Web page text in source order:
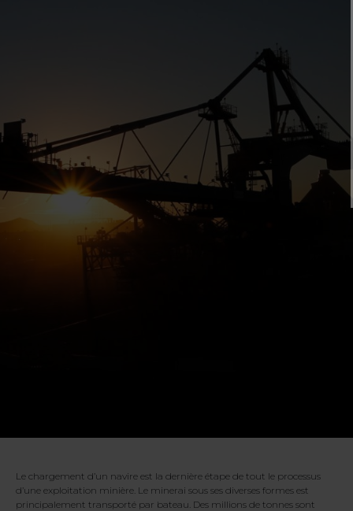
Le chargement d’un navire est la dernière étape de tout le processus
d’une exploitation minière. Le minerai sous ses diverses formes est
principalement transporté par bateau. Des millions de tonnes sont